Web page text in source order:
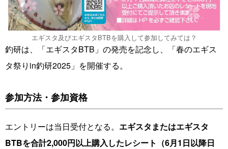
エギスタ及びエギスタBTBを購入して参加してみては？
釣研は、「エギスタBTB」の発売を記念し、「春のエギス
タ祭りin釣研2025」を開催する。
参加方法・参加資格
エントリーは当日受付となる。 エギスタまたはエギスタ
BTBを合計2,000円以上購入したレシート（6月1日以降日